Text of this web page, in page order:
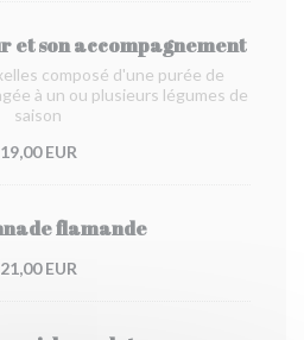
et son accompagnement
composé d'une purée de
à un ou plusieurs légumes de
saison
19,00 EUR
flamande
21,00 EUR